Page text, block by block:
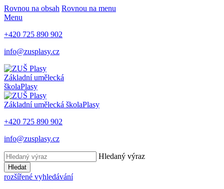
Rovnou na obsah Rovnou na menu
Menu
+420 725 890 902
info@zusplasy.cz
Základní umělecká
školaPlasy
Základní umělecká školaPlasy
+420 725 890 902
info@zusplasy.cz
Hledaný výraz
Hledat
rozšířené vyhledávání